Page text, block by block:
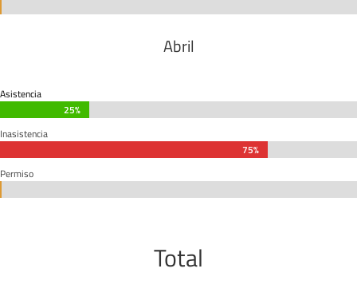
Abril
Asistencia
25%
25%
Inasistencia
75%
75%
Permiso
Total